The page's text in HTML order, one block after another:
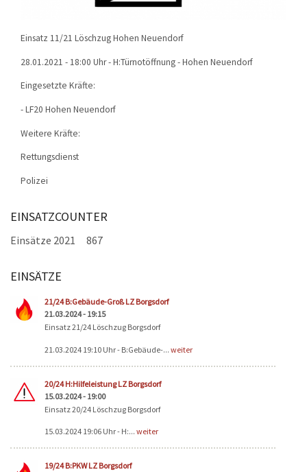
Einsatz 11/21 Löschzug Hohen Neuendorf
28.01.2021 - 18:00 Uhr - H:Türnotöffnung - Hohen Neuendorf
Eingesetzte Kräfte:
- LF20 Hohen Neuendorf
Weitere Kräfte:
Rettungsdienst
Polizei
EINSATZCOUNTER
Einsätze 2021 867
EINSÄTZE
21/24 B:Gebäude-Groß LZ Borgsdorf
21.03.2024 - 19:15
Einsatz 21/24 Löschzug Borgsdorf
21.03.2024 19:10 Uhr - B:Gebäude-... weiter
20/24 H:Hilfeleistung LZ Borgsdorf
15.03.2024 - 19:00
Einsatz 20/24 Löschzug Borgsdorf
15.03.2024 19:06 Uhr - H:... weiter
19/24 B:PKW LZ Borgsdorf
Seiten